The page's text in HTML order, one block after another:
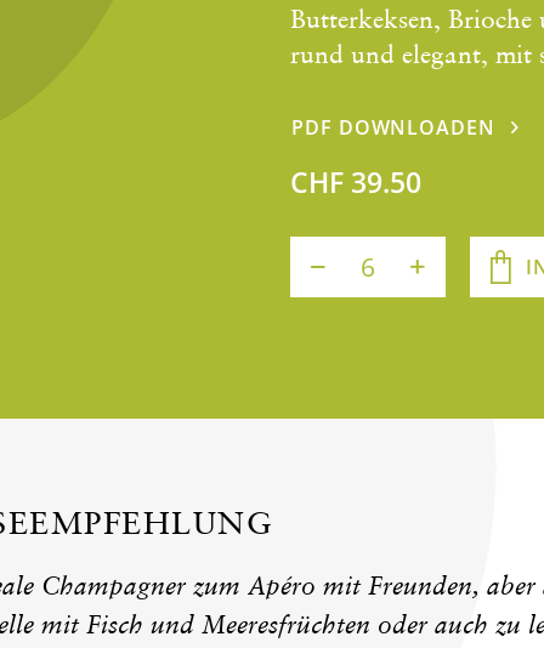
Butterkeksen,
rund und elegant, mit
PDF DOWNLOADEN
CHF 39.50
Champagner zum Apéro mit Freunden,
mit Fisch und Meeresfrüchten oder auch zu